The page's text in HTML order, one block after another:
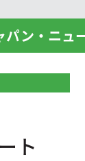
パン・ニュ
ト